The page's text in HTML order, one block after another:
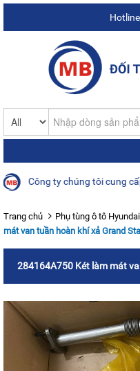
Công ty chúng tôi cung cấp
Trang chủ Phụ tùng ô tô Hyundai
mát van tuần hoàn khí xả Grand
284164A750 Két làm mát